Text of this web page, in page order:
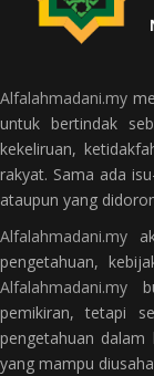
Alfalahmadani.my
untuk bertindak
kekeliruan,
rakyat. Sama ada
ataupun yang
Alfalahmadani.my
pengetahuan,
Alfalahmadani.my
pemikiran, tetapi
pengetahuan dalam
yang mampu